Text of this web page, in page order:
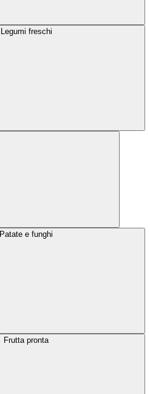
Legumi freschi
Patate e funghi
Frutta pronta